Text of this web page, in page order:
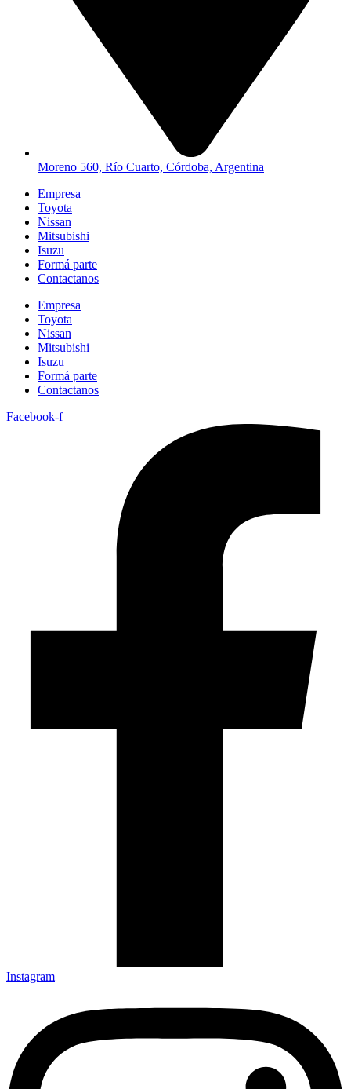
Moreno 560, Río Cuarto, Córdoba, Argentina
Empresa
Toyota
Nissan
Mitsubishi
Isuzu
Formá parte
Contactanos
Empresa
Toyota
Nissan
Mitsubishi
Isuzu
Formá parte
Contactanos
Facebook-f
Instagram